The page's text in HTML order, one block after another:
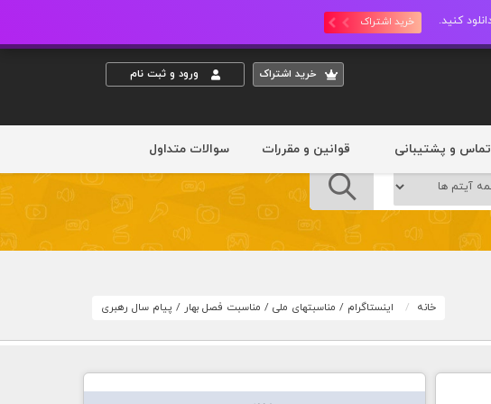
خرید اشتراک
خريد اشتراک ورود و ثبت نام
تماس و پشتیبانی قوانین و مقررات سوالات متداول
خانه اینستاگرام / مناسبتهای ملی / مناسبت فصل بهار / پیام سال رهبری